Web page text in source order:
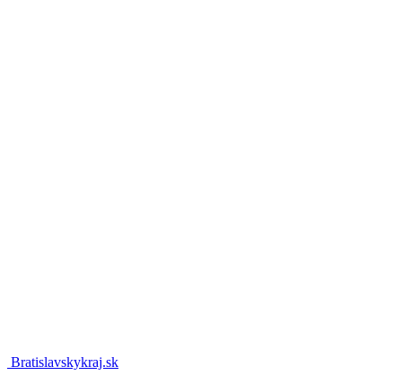
Bratislavskykraj.sk